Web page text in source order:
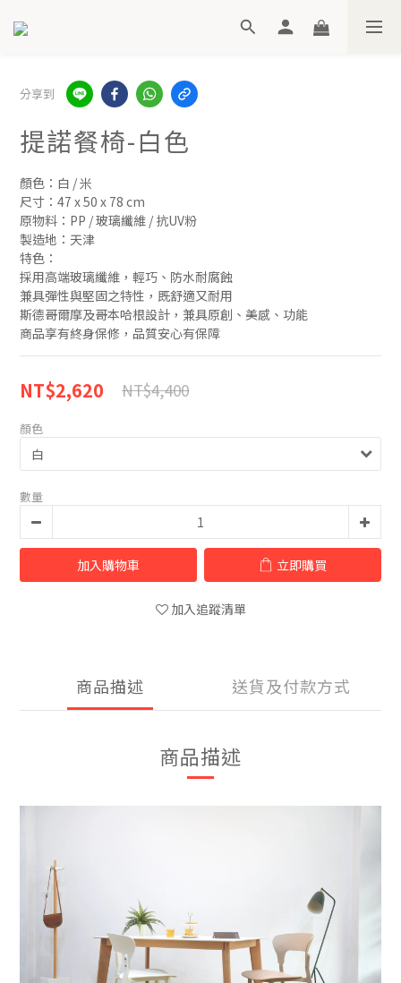
分享到
提諾餐椅-白色
顏色：白 / 米
尺寸：47 x 50 x 78 cm
原物料：PP / 玻璃纖維 / 抗UV粉
製造地：天津
特色：
採用高端玻璃纖維，輕巧、防水耐腐蝕
兼具彈性與堅固之特性，既舒適又耐用
斯德哥爾摩及哥本哈根設計，兼具原創、美感、功能
商品享有終身保修，品質安心有保障
NT$2,620 NT$4,400
顏色
數量
加入購物車 立即購買
加入追蹤清單
商品描述 送貨及付款方式
商品描述